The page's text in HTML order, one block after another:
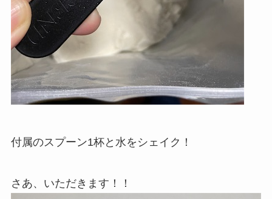
付属のスプーン1杯と水をシェイク！
さあ、いただきます！！